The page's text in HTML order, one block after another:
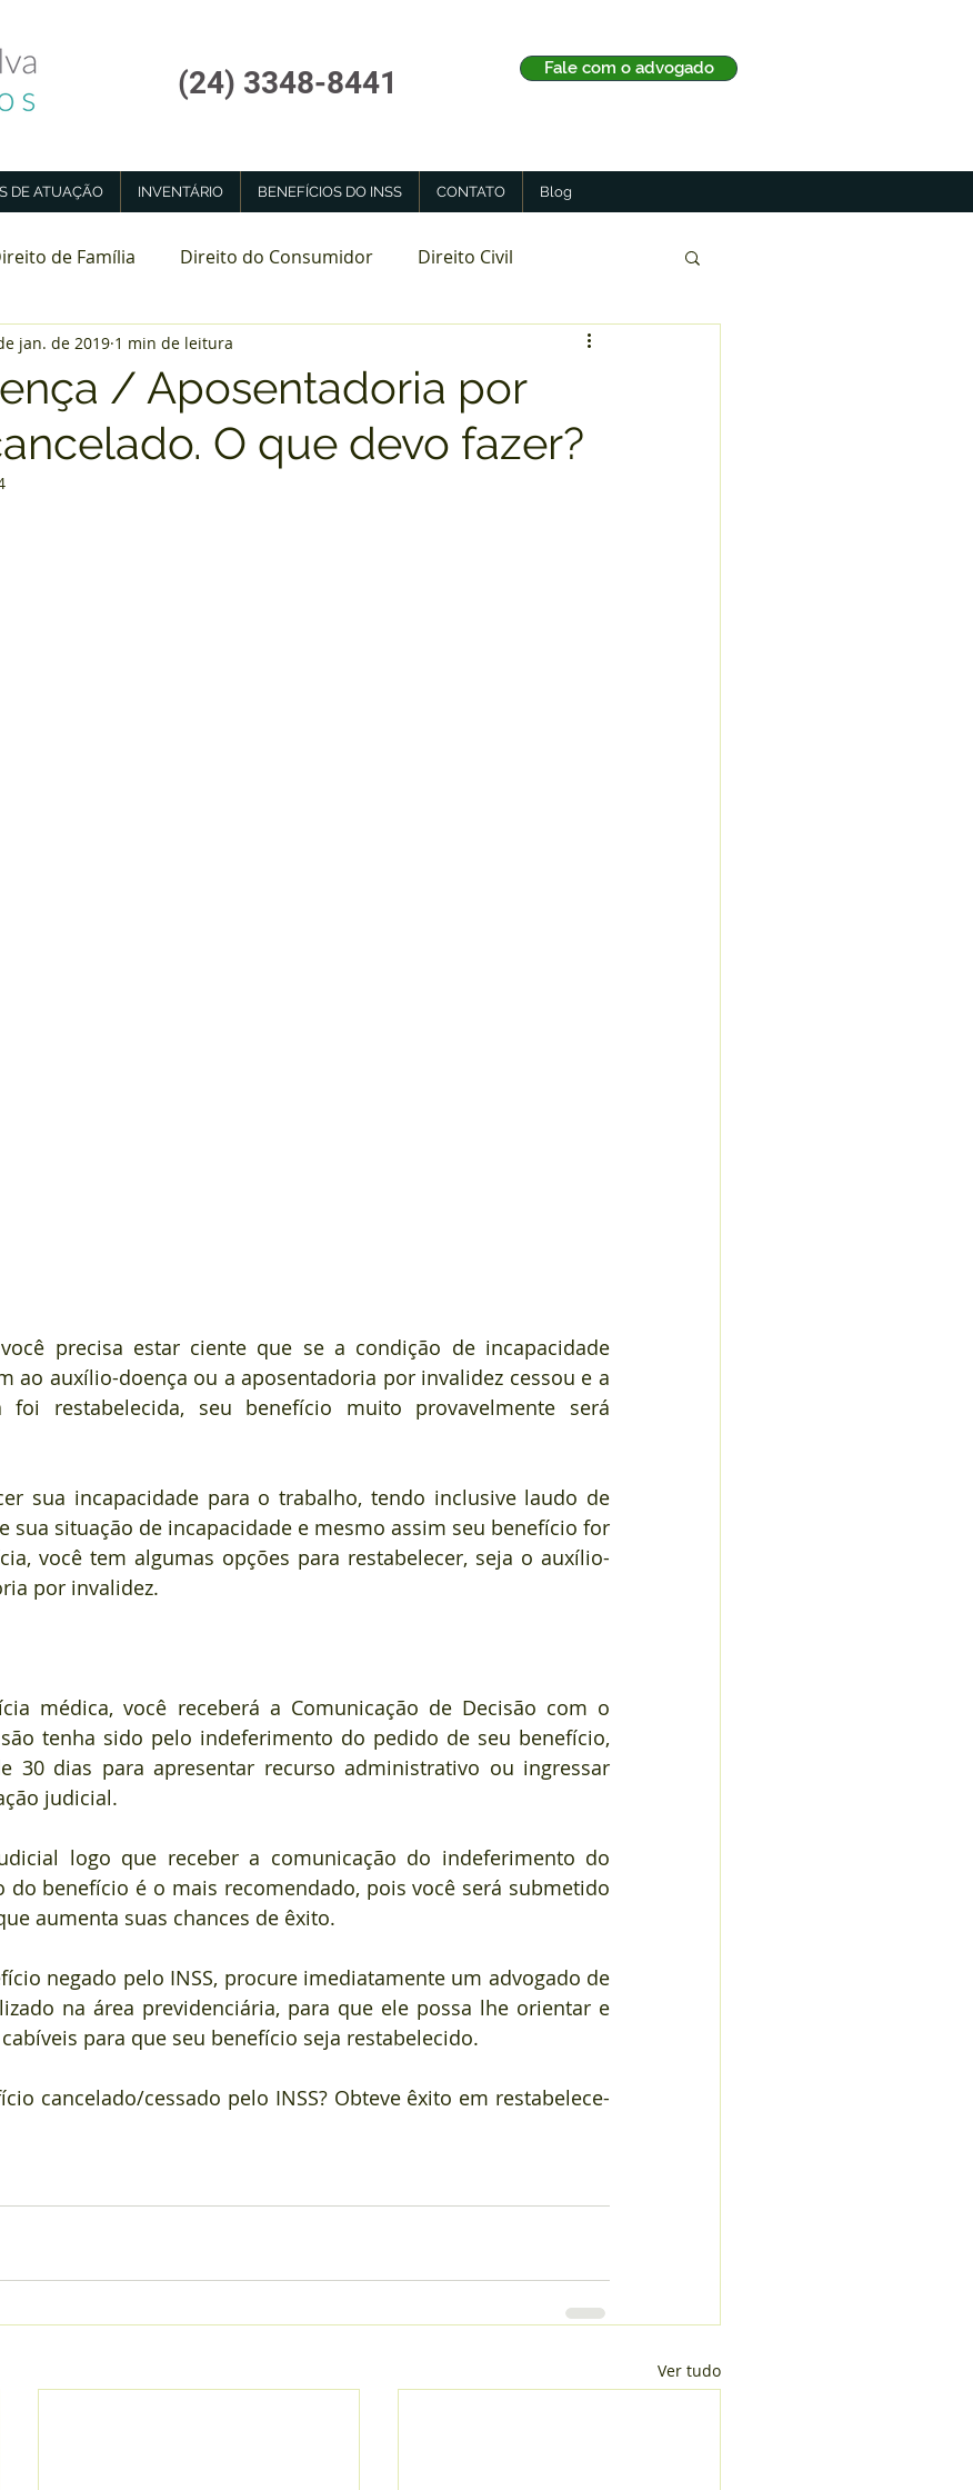
(24) 3348-8441 Fale com o advogado
DE ATUAÇÃO INVENTÁRIO BENEFÍCIOS DO INSS CONTATO Blog
de Família Direito do Consumidor Direito Civil
Especial Perícia Médica INSS
/ Aposentadoria por
O que devo fazer?
jan. de 2019 1 min de leitura
precisa estar ciente que se a condição de incapacidade
ao auxílio-doença ou a aposentadoria por invalidez cessou e a
foi restabelecida, seu benefício muito provavelmente será
sua incapacidade para o trabalho, tendo inclusive laudo de
sua situação de incapacidade e mesmo assim seu benefício for
você tem algumas opções para restabelecer, seja o auxílio-
por invalidez.
médica, você receberá a Comunicação de Decisão com o
tenha sido pelo indeferimento do pedido de seu benefício,
30 dias para apresentar recurso administrativo ou ingressar
judicial.
logo que receber a comunicação do indeferimento do
do benefício é o mais recomendado, pois você será submetido
aumenta suas chances de êxito.
negado pelo INSS, procure imediatamente um advogado de
na área previdenciária, para que ele possa lhe orientar e
para que seu benefício seja restabelecido.
cancelado/cessado pelo INSS? Obteve êxito em restabelece-
Ver tudo